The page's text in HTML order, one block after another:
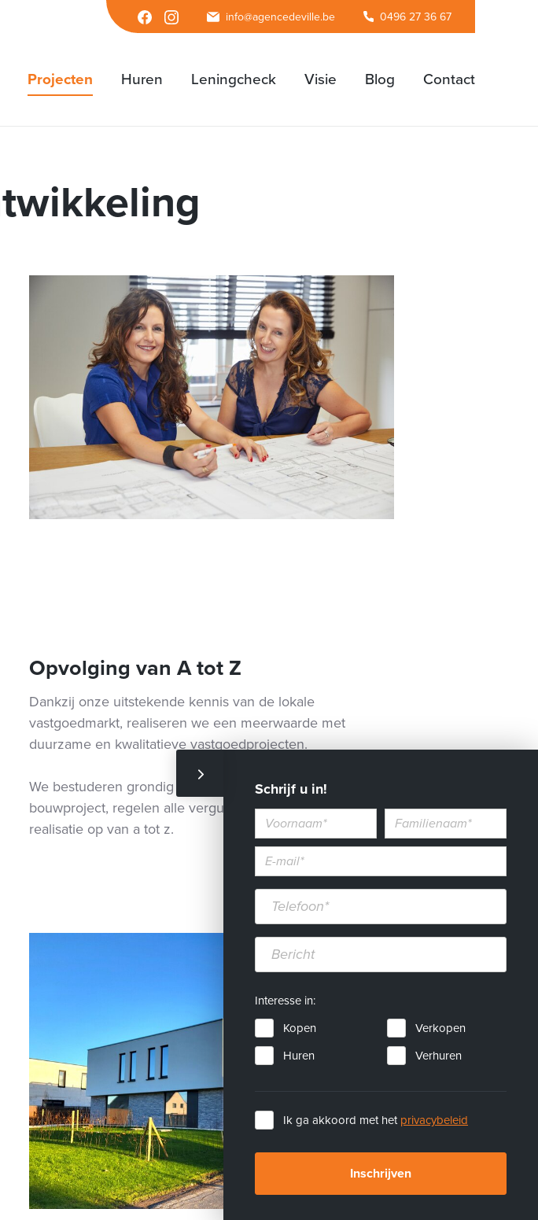
FacebookInstagram info@agencedeville.be 0496 27 36 67
Projecten Huren Leningcheck Visie Blog Contact
Opvolging van A tot Z
Dankzij onze uitstekende kennis van de lokale
vastgoedmarkt, realiseren we een meerwaarde met
duurzame en kwalitatieve vastgoedprojecten.
We bestuderen grondig de mogelijkheden van elk
bouwproject, regelen alle vergunningen en volgen de
realisatie op van a tot z.
Schrijf u in!
Voornaam Familienaam
Interesse in:
Kopen
Verkopen
Huren
Verhuren
Ik ga akkoord met het privacybeleid
Inschrijven